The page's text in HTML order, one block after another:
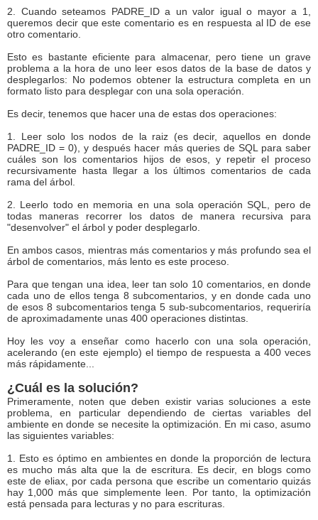
2. Cuando seteamos PADRE_ID a un valor igual o mayor a 1,
queremos decir que este comentario es en respuesta al ID de ese
otro comentario.
Esto es bastante eficiente para almacenar, pero tiene un grave
problema a la hora de uno leer esos datos de la base de datos y
desplegarlos: No podemos obtener la estructura completa en un
formato listo para desplegar con una sola operación.
Es decir, tenemos que hacer una de estas dos operaciones:
1. Leer solo los nodos de la raiz (es decir, aquellos en donde
PADRE_ID = 0), y después hacer más queries de SQL para saber
cuáles son los comentarios hijos de esos, y repetir el proceso
recursivamente hasta llegar a los últimos comentarios de cada
rama del árbol.
2. Leerlo todo en memoria en una sola operación SQL, pero de
todas maneras recorrer los datos de manera recursiva para
"desenvolver" el árbol y poder desplegarlo.
En ambos casos, mientras más comentarios y más profundo sea el
árbol de comentarios, más lento es este proceso.
Para que tengan una idea, leer tan solo 10 comentarios, en donde
cada uno de ellos tenga 8 subcomentarios, y en donde cada uno
de esos 8 subcomentarios tenga 5 sub-subcomentarios, requeriría
de aproximadamente unas 400 operaciones distintas.
Hoy les voy a enseñar como hacerlo con una sola operación,
acelerando (en este ejemplo) el tiempo de respuesta a 400 veces
más rápidamente...
¿Cuál es la solución?
Primeramente, noten que deben existir varias soluciones a este
problema, en particular dependiendo de ciertas variables del
ambiente en donde se necesite la optimización. En mi caso, asumo
las siguientes variables:
1. Esto es óptimo en ambientes en donde la proporción de lectura
es mucho más alta que la de escritura. Es decir, en blogs como
este de eliax, por cada persona que escribe un comentario quizás
hay 1,000 más que simplemente leen. Por tanto, la optimización
está pensada para lecturas y no para escrituras.